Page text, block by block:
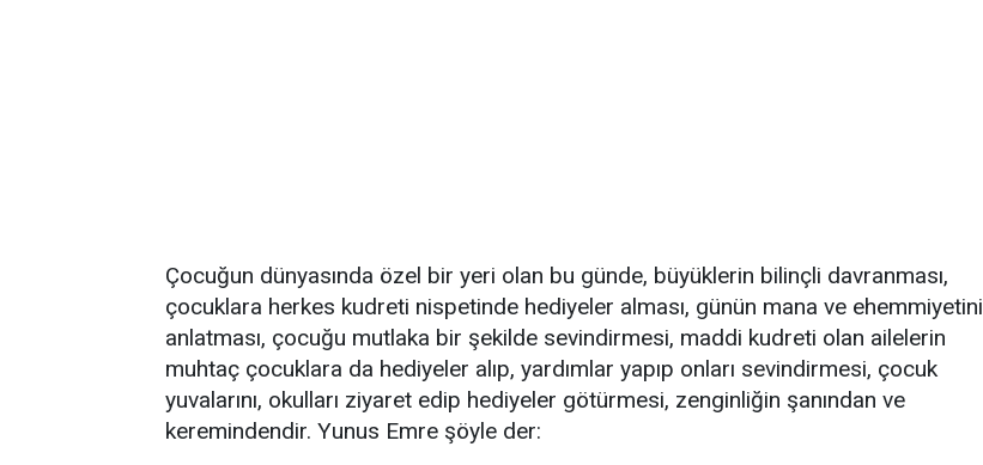
Çocuğun dünyasında özel bir yeri olan bu günde, büyüklerin bilinçli davranması,
çocuklara herkes kudreti nispetinde hediyeler alması, günün mana ve ehemmiyetini
anlatması, çocuğu mutlaka bir şekilde sevindirmesi, maddi kudreti olan ailelerin
muhtaç çocuklara da hediyeler alıp, yardımlar yapıp onları sevindirmesi, çocuk
yuvalarını, okulları ziyaret edip hediyeler götürmesi, zenginliğin şanından ve
keremindendir. Yunus Emre şöyle der: